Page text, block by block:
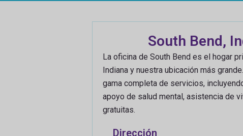
South Bend,
La oficina de South Bend es el hogar
Indiana y nuestra ubicación más
gama completa de servicios,
apoyo de salud mental, asistencia de
gratuitas.
Dirección